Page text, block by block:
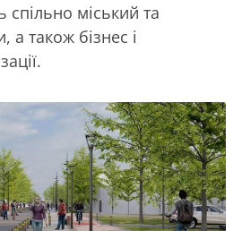
спільно міський та
також бізнес і